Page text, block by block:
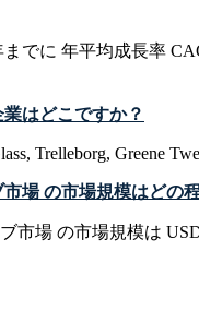
でに 年平均成長率
はどこですか？
Trelleborg, Greene
場 の市場規模はどの
市場 の市場規模は